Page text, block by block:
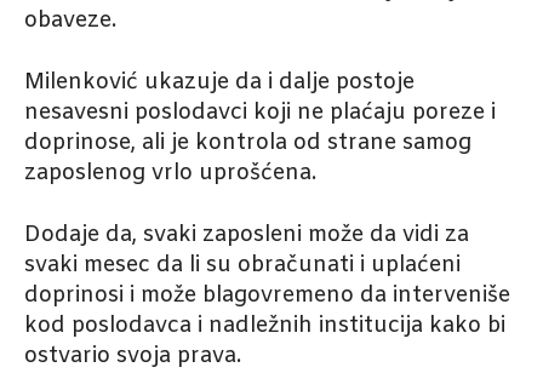
obaveze.
Milenković ukazuje da i dalje postoje
nesavesni poslodavci koji ne plaćaju poreze i
doprinose, ali je kontrola od strane samog
zaposlenog vrlo uprošćena.
Dodaje da, svaki zaposleni može da vidi za
svaki mesec da li su obračunati i uplaćeni
doprinosi i može blagovremeno da interveniše
kod poslodavca i nadležnih institucija kako bi
ostvario svoja prava.